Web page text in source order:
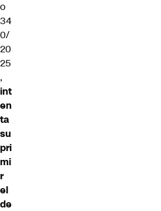
o
34
0/
20
25
,
int
en
ta
su
pri
mi
r
el
de